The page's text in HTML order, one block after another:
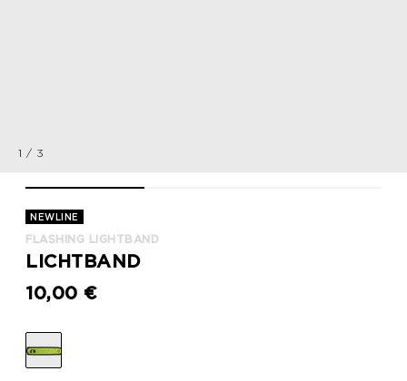
1 / 3
NEWLINE
FLASHING LIGHTBAND
LICHTBAND
10,00 €